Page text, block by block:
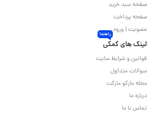
صفحه سبد خرید
صفحه پرداخت
عضویت | ورود
لینک های کمکی
راهنما
قوانین و شرایط سایت
سوالات متداول
مجله مارکو مارکت
درباره ما
تماس با ما